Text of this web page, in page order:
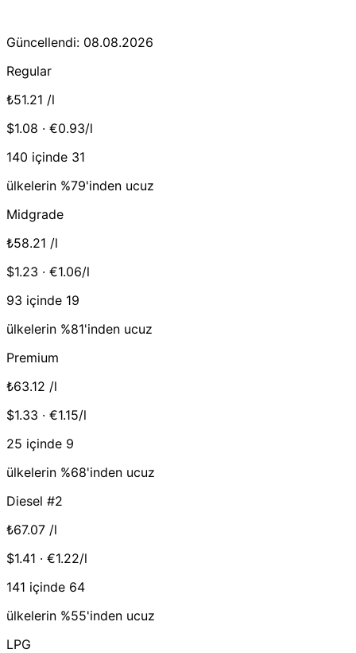
Güncellendi: 08.08.2026
Regular
₺51.21 /l
$1.08 · €0.93/l
140 içinde 31
ülkelerin %79'inden ucuz
Midgrade
₺58.21 /l
$1.23 · €1.06/l
93 içinde 19
ülkelerin %81'inden ucuz
Premium
₺63.12 /l
$1.33 · €1.15/l
25 içinde 9
ülkelerin %68'inden ucuz
Diesel #2
₺67.07 /l
$1.41 · €1.22/l
141 içinde 64
ülkelerin %55'inden ucuz
LPG